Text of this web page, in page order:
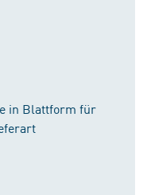
in Blattform für